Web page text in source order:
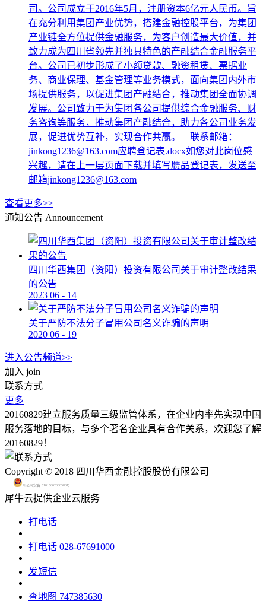
司。公司成立于2016年5月，注册资本6亿元人民币。旨
在充分利用集团产业优势，搭建金融控股平台，为集团
产业链全方位提供金融服务，为客户创造最大价值，并
致力成为四川省领先并独具特色的产融结合金融服务平
台。公司已初步形成了小额贷款、融资租赁、票据业
务、商业保理、基金管理等业务模式，面向集团内外市
场提供服务，以促进集团产融结合，推动集团全面协调
发展。公司致力于为集团各公司提供综合金融服务、财
务咨询等服务，推动集团产融结合，助力各公司业务发
展，促进优势互补，实现合作共赢。 联系邮箱：
jinkong1236@163.com应聘登记表.docx如您对此岗位感
兴趣，请在上一层页面下载并填写赝品登记表，发送至
邮箱jinkong1236@163.com
查看更多>>
通知公告 Announcement
四川华西集团（资阳）投资有限公司关于审计整改结果
的公告
2023 06 - 14
关于严防不法分子冒用公司名义诈骗的声明
2020 06 - 19
进入公告频道>>
加入 join
联系方式
更多
20160829建立服务质量三级监管体系，在企业内率先实现中国
服务落地的目标，与多个著名企业具有合作关系，欢迎您了解
20160829！
Copyright © 2018 四川华西金融控股股份有限公司
川公网安备 51015602000580号
犀牛云提供企业云服务
打电话
打电话 028-67691000
发短信
查地图 747385630